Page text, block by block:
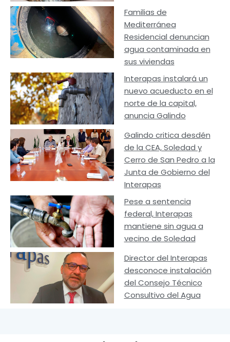
Familias de
Mediterránea
Residencial denuncian
agua contaminada en
sus viviendas
Interapas instalará un
nuevo acueducto en el
norte de la capital,
anuncia Galindo
Galindo critica desdén
de la CEA, Soledad y
Cerro de San Pedro a la
Junta de Gobierno del
Interapas
Pese a sentencia
federal, Interapas
mantiene sin agua a
vecino de Soledad
Director del Interapas
desconoce instalación
del Consejo Técnico
Consultivo del Agua